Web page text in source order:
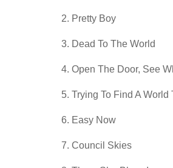
Pretty Boy
Dead To The World
Open The Door, See
Trying To Find A World
Easy Now
Council Skies